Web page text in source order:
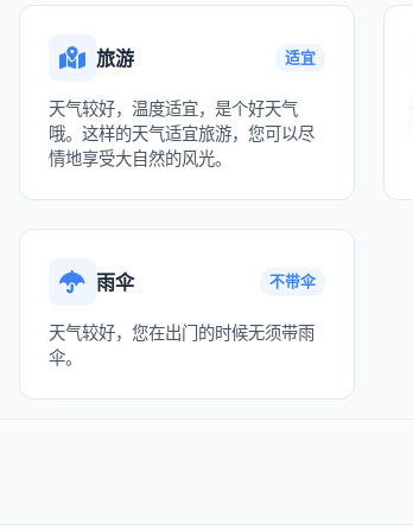
旅游 适宜
天气较好，温度适宜，是个好天气
哦。这样的天气适宜旅游，您可以尽
情地享受大自然的风光。
雨伞 不带伞
天气较好，您在出门的时候无须带雨
伞。